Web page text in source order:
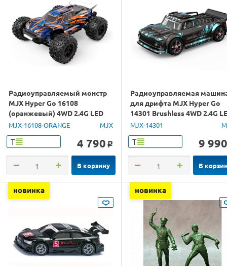
Радиоуправляемый монстр
MJX Hyper Go 16108
(оранжевый) 4WD 2.4G LED
1/16 RTR
MJX-16108-ORANGE MJX
Т 4 790 o
В корзину
Радиоуправляемая
для дрифта MJX Hyper Go
14301 Brushless 4WD 2.4G
1/14 RTR
MJX-14301
Т 9 990
В
новинка новинка